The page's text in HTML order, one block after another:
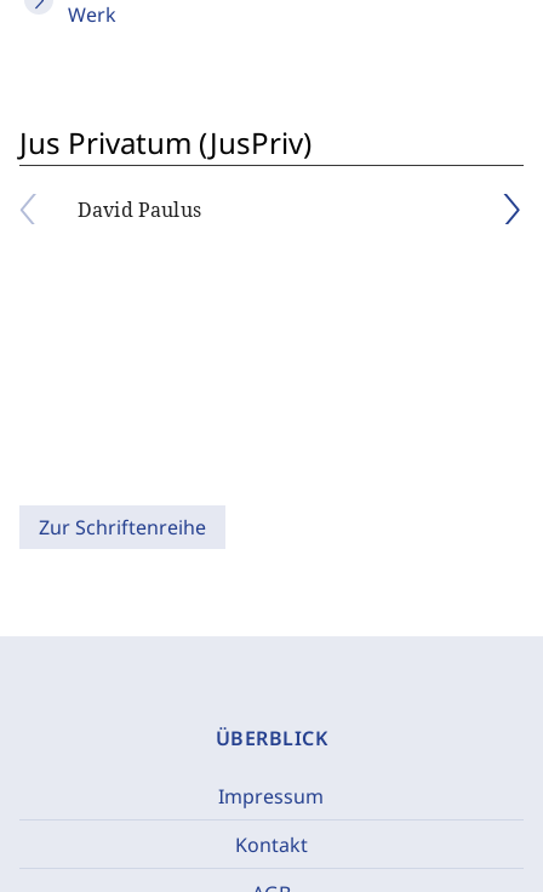
Werk
Jus Privatum (JusPriv)
David Paulus
Zur Schriftenreihe
ÜBERBLICK
Impressum
Kontakt